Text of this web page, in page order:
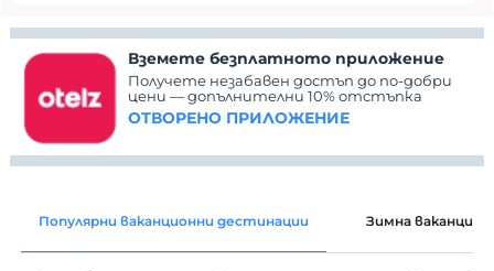
Вземете безплатното приложение
Получете незабавен достъп до по-добри
цени — допълнителни 10% отстъпка
ОТВОРЕНО ПРИЛОЖЕНИЕ
Популярни ваканционни дестинации Зимна ваканция